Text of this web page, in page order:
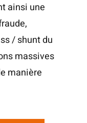
ainsi une
/ shunt du
massives
manière